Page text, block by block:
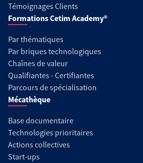
Témoignages Clients
Formations Cetim Academy®
Par thématiques
Par briques technologiques
Chaînes de valeur
Qualifiantes - Certifiantes
Parcours de spécialisation
Mécathèque
Base documentaire
Technologies prioritaires
Actions collectives
Start-ups